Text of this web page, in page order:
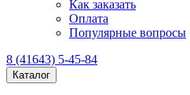
Как заказать
Оплата
Популярные вопросы
8 (41643) 5-45-84
Каталог